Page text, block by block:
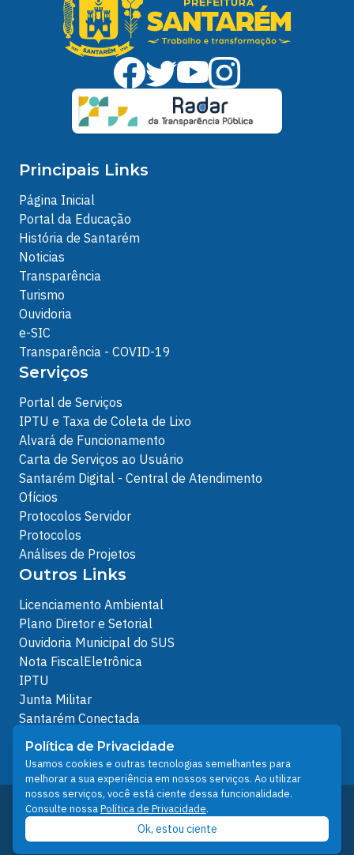
Principais Links
Página Inicial
Portal da Educação
História de Santarém
Noticias
Transparência
Turismo
Ouvidoria
e-SIC
Transparência - COVID-19
Serviços
Portal de Serviços
IPTU e Taxa de Coleta de Lixo
Alvará de Funcionamento
Carta de Serviços ao Usuário
Santarém Digital - Central de Atendimento
Ofícios
Protocolos Servidor
Protocolos
Análises de Projetos
Outros Links
Licenciamento Ambiental
Plano Diretor e Setorial
Ouvidoria Municipal do SUS
Nota FiscalEletrônica
IPTU
Junta Militar
Santarém Conectada
Política de Privacidade
People illustrations by Storyset
Desenvolvido pelo Núcleo Técnico de Gestão de
Tecnologia da Informação - NTI
Prefeitura de Santarém © 2026
Política de Privacidade
Usamos cookies e outras tecnologias semelhantes para
melhorar a sua experiência em nossos serviços. Ao utilizar
nossos serviços, você está ciente dessa funcionalidade.
Consulte nossaPolítica de Privacidade.
Ok, estou ciente